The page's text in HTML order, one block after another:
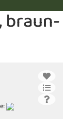
braun-